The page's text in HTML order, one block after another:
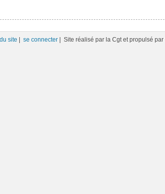
site | se connecter | Site réalisé par la Cgt et propulsé par